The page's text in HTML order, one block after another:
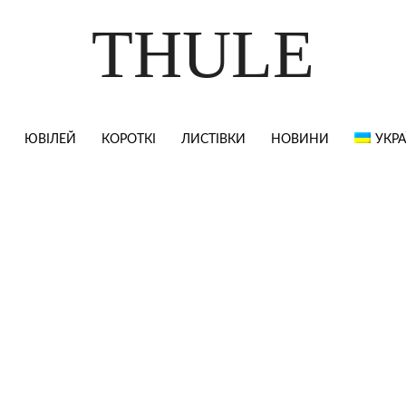
THULE
ЮВІЛЕЙ КОРОТКІ ЛИСТІВКИ НОВИНИ